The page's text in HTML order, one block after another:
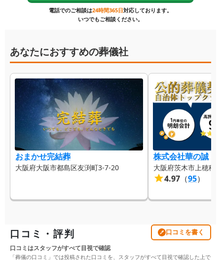
電話でのご相談は24時間365日対応しております。
いつでもご相談ください。
あなたにおすすめの葬儀社
おまかせ完結葬
大阪府大阪市都島区友渕町3-7-20
株式会社華の誠
大阪府茨木市上穂積
4.97 （95）
口コミ・評判 口コミを書く
口コミはスタッフがすべて目視で確認
「葬儀の口コミ」では投稿された口コミを、スタッフがすべて目視で確認した上で